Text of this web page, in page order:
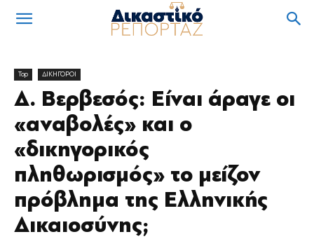
Top ΔΙΚΗΓΟΡΟΙ
Δ. Βερβεσός: Είναι άραγε οι
«αναβολές» και ο
«δικηγορικός
πληθωρισμός» το μείζον
πρόβλημα της Ελληνικής
Δικαιοσύνης;